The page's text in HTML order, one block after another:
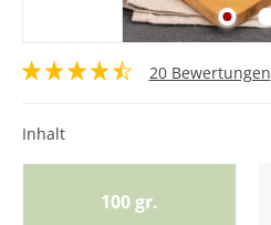
20 Bewertungen
Inhalt
100 gr.